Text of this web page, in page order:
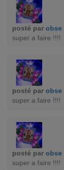
posté par obse
super a faire !!!!
posté par obse
super a faire !!!!
posté par obse
super a faire !!!!